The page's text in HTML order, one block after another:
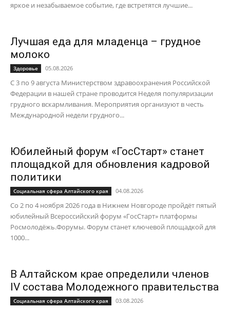
яркое и незабываемое событие, где встретятся лучшие...
Лучшая еда для младенца – грудное
молоко
Здоровье 05.08.2026
С 3 по 9 августа Министерством здравоохранения Российской
Федерации в нашей стране проводится Неделя популяризации
грудного вскармливания. Мероприятия организуют в честь
Международной недели грудного...
Юбилейный форум «ГосСтарт» станет
площадкой для обновления кадровой
политики
Социальная сфера Алтайского края 04.08.2026
Со 2 по 4 ноября 2026 года в Нижнем Новгороде пройдёт пятый
юбилейный Всероссийский форум «ГосСтарт» платформы
Росмолодёжь.Форумы. Форум станет ключевой площадкой для
1000...
В Алтайском крае определили членов
IV состава Молодежного правительства
Социальная сфера Алтайского края 03.08.2026